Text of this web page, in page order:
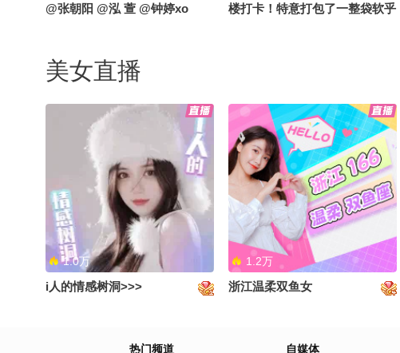
@张朝阳 @泓 萱 @钟婷xo
楼打卡！特意打包了一整袋软乎
美女直播
1.0万
i人的情感树洞>>>
1.2万
浙江温柔双鱼女
热门频道 自媒体